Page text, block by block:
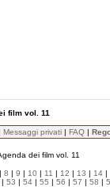
film vol. 11
Messaggi privati | FAQ |
dei film vol. 11
| 8 | 9 | 10 | 11 | 12 | 13 | 14 |
| 53 | 54 | 55 | 56 | 57 | 58 |